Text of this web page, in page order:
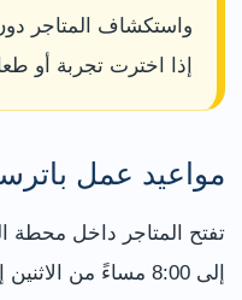
واستكشاف المتاجر
إذا اخترت تجربة أو
مواعيد عمل